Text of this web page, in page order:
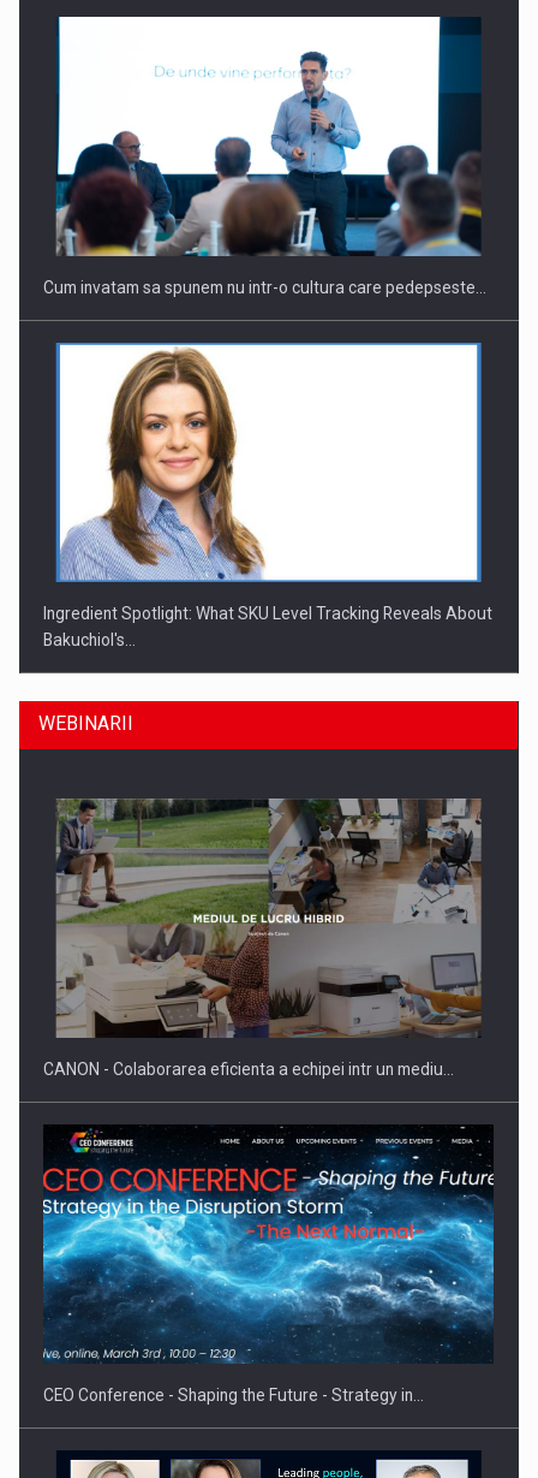
Cum invatam sa spunem nu intr-o cultura care pedepseste…
Ingredient Spotlight: What SKU Level Tracking Reveals About
Bakuchiol's…
Producatorii si comerciantii care nu se supun noilor
reglementari…
Proteinmaxxing and the Future of Protein Demand
WEBINARII
CANON - Colaborarea eficienta a echipei intr un mediu…
CEO Conference - Shaping the Future - Strategy in…